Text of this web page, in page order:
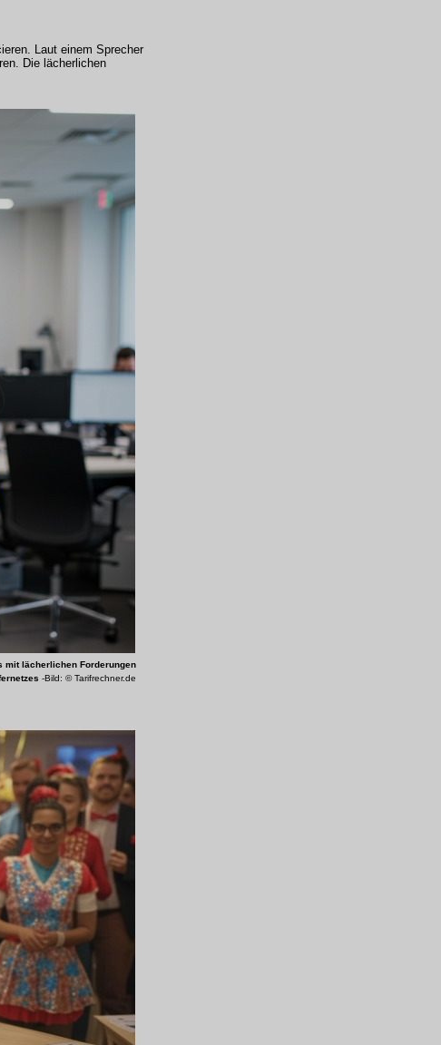
Laut einem Sprecher
Die lächerlichen
mit lächerlichen Forderungen
-Bild: © Tarifrechner.de